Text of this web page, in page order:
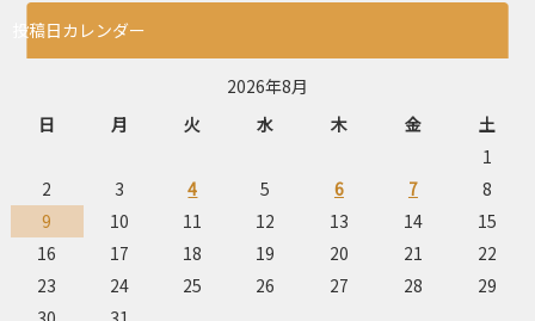
投稿日カレンダー
2026年8月
日
月 火 水 木 金 土
1
2
3 4 5 6 7
8
9
10 11 12 13 14
15
16
17 18 19 20 21
22
23
24 25 26 27 28
29